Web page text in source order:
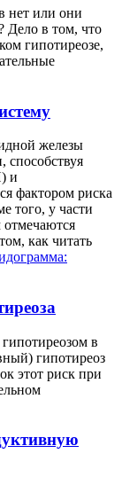
нет или они
Дело в том, что
гипотиреозе,
железы
способствуя
и
фактором риска
того, у части
как читать
в
гипотиреоз
этот риск при